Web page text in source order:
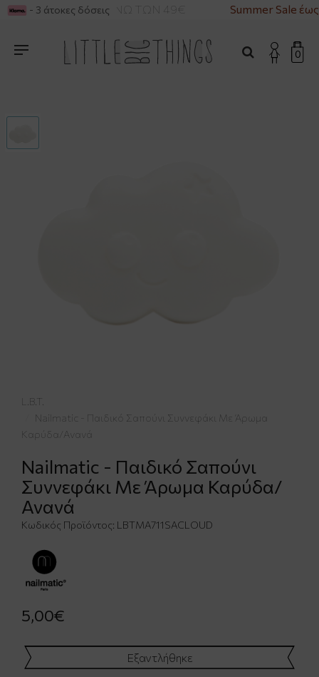
ΓΙΑ ΑΓΟΡΕΣ ΑΝΩ ΤΩΝ 49€ Summer Sale
- 3 άτοκες δόσεις
0
L.B.T.
Nailmatic - Παιδικό Σαπούνι Συννεφάκι Με Άρωμα
Καρύδα/Ανανά
Nailmatic - Παιδικό Σαπούνι
Συννεφάκι Με Άρωμα Καρύδα/
Ανανά
Κωδικός Προϊόντος: LBTMA711SΑCLΟUD
5,00€
Εξαντλήθηκε